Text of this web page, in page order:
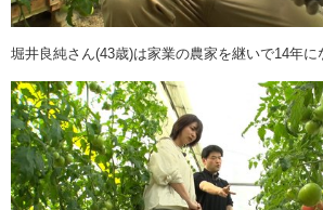
堀井良純さん(43歳)は家業の農家を継いで14年に